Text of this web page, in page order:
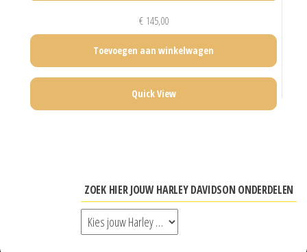
€145,00
Toevoegen aan winkelwagen
Quick View
ZOEK HIER JOUW HARLEY DAVIDSON ONDERDELEN